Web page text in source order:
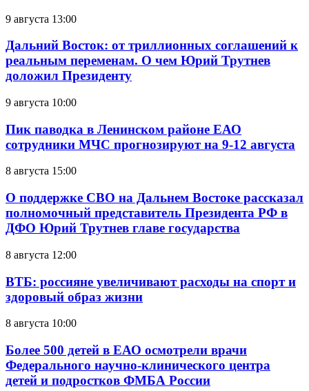
9 августа 13:00
Дальний Восток: от триллионных соглашений к
реальным переменам. О чем Юрий Трутнев
доложил Президенту
9 августа 10:00
Пик паводка в Ленинском районе ЕАО
сотрудники МЧС прогнозируют на 9-12 августа
8 августа 15:00
О поддержке СВО на Дальнем Востоке рассказал
полномочный представитель Президента РФ в
ДФО Юрий Трутнев главе государства
8 августа 12:00
ВТБ: россияне увеличивают расходы на спорт и
здоровый образ жизни
8 августа 10:00
Более 500 детей в ЕАО осмотрели врачи
Федерального научно-клинического центра
детей и подростков ФМБА России